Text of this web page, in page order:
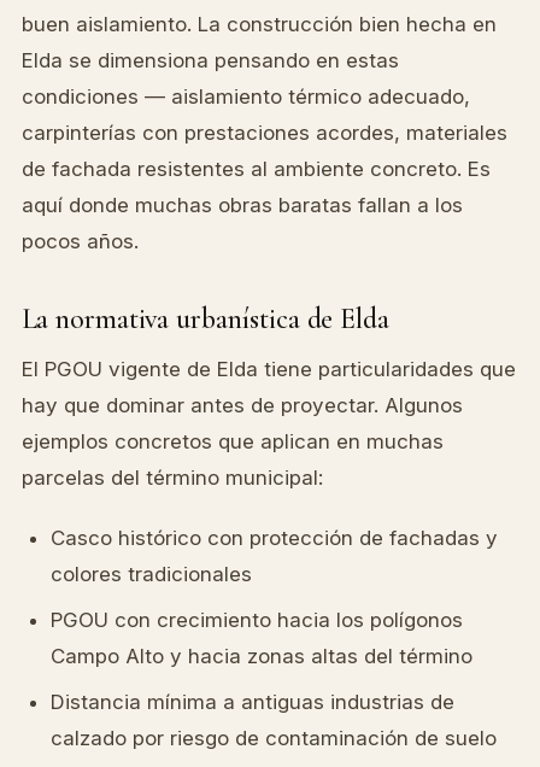
buen aislamiento. La construcción bien hecha en
Elda se dimensiona pensando en estas
condiciones — aislamiento térmico adecuado,
carpinterías con prestaciones acordes, materiales
de fachada resistentes al ambiente concreto. Es
aquí donde muchas obras baratas fallan a los
pocos años.
La normativa urbanística de Elda
El PGOU vigente de Elda tiene particularidades que
hay que dominar antes de proyectar. Algunos
ejemplos concretos que aplican en muchas
parcelas del término municipal:
Casco histórico con protección de fachadas y
colores tradicionales
PGOU con crecimiento hacia los polígonos
Campo Alto y hacia zonas altas del término
Distancia mínima a antiguas industrias de
calzado por riesgo de contaminación de suelo